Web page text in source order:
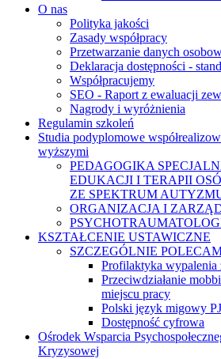
O nas
Polityka jakości
Zasady współpracy
Przetwarzanie danych
Deklaracja dostępności -
Współpracujemy
SEO - Raport z ewaluacji
Nagrody i wyróżnienia
Regulamin szkoleń
Studia podyplomowe
wyższymi
PEDAGOGIKA
EDUKACJI I TERAPII
ZE SPEKTRUM
ORGANIZACJA I
KSZTAŁCENIE USTAWICZNE
SZCZEGÓLNIE
Profilaktyka wypalenia
Przeciwdziałanie
miejscu pracy
Polski język migowy
Dostępność cyfrowa
Ośrodek Wsparcia
Kryzysowej